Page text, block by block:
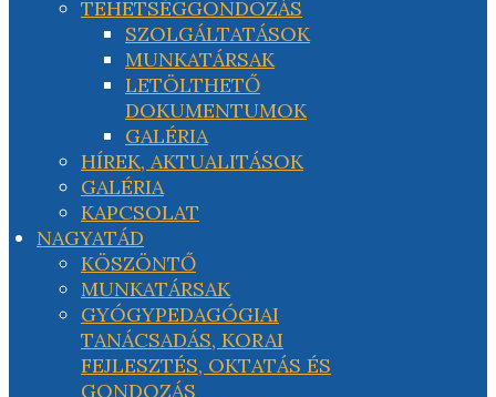
TEHETSÉGGONDOZÁS
SZOLGÁLTATÁSOK
MUNKATÁRSAK
LETÖLTHETŐ
DOKUMENTUMOK
GALÉRIA
HÍREK, AKTUALITÁSOK
GALÉRIA
KAPCSOLAT
NAGYATÁD
KÖSZÖNTŐ
MUNKATÁRSAK
GYÓGYPEDAGÓGIAI
TANÁCSADÁS, KORAI
FEJLESZTÉS, OKTATÁS ÉS
GONDOZÁS